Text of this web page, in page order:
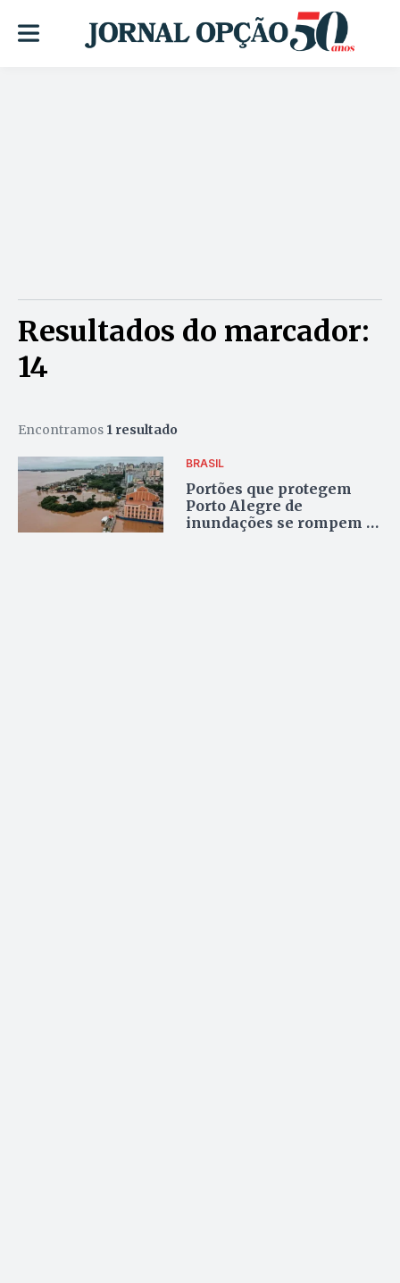
Resultados do marcador:
14
Encontramos 1 resultado
BRASIL
Portões que protegem
Porto Alegre de
inundações se rompem e